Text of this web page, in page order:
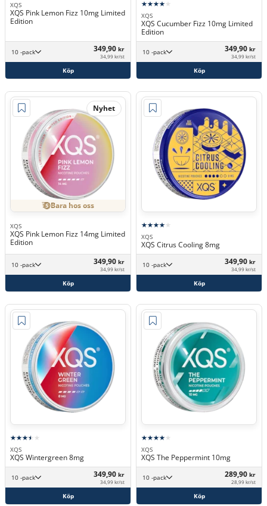
XQS
XQS Pink Lemon Fizz 10mg Limited
Edition
10 -pack 349,90 kr
34,99 kr/st
Köp
XQS
XQS Cucumber Fizz 10mg Limited
Edition
10 -pack 349,90 kr
34,99 kr/st
Köp
Nyhet
Bara hos oss
XQS
XQS Pink Lemon Fizz 14mg Limited
Edition
10 -pack 349,90 kr
34,99 kr/st
Köp
XQS
XQS Citrus Cooling 8mg
10 -pack 349,90 kr
34,99 kr/st
Köp
XQS
XQS Wintergreen 8mg
10 -pack 349,90 kr
34,99 kr/st
Köp
XQS
XQS The Peppermint 10mg
10 -pack 289,90 kr
28,99 kr/st
Köp